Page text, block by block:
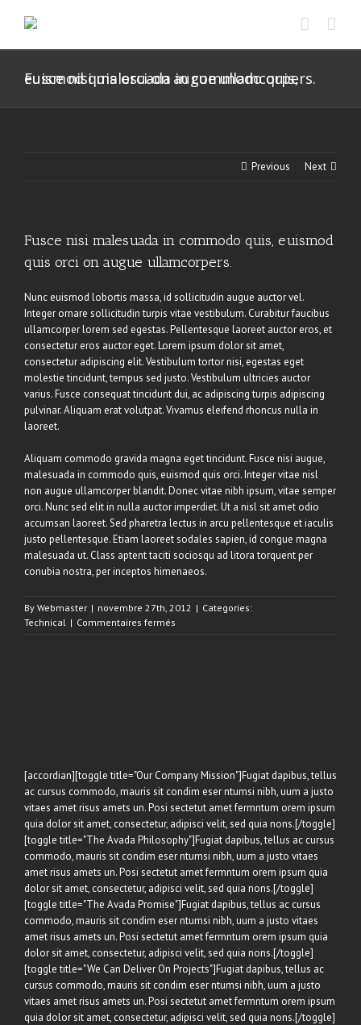
Fusce nisi malesuada in commodo quis, euismod quis orci on augue ullamcorpers.
Previous Next
Fusce nisi malesuada in commodo quis, euismod
quis orci on augue ullamcorpers.
Nunc euismod lobortis massa, id sollicitudin augue auctor vel.
Integer ornare sollicitudin turpis vitae vestibulum. Curabitur faucibus
ullamcorper lorem sed egestas. Pellentesque laoreet auctor eros, et
consectetur eros auctor eget. Lorem ipsum dolor sit amet,
consectetur adipiscing elit. Vestibulum tortor nisi, egestas eget
molestie tincidunt, tempus sed justo. Vestibulum ultricies auctor
varius. Fusce consequat tincidunt dui, ac adipiscing turpis adipiscing
pulvinar. Aliquam erat volutpat. Vivamus eleifend rhoncus nulla in
laoreet.
Aliquam commodo gravida magna eget tincidunt. Fusce nisi augue,
malesuada in commodo quis, euismod quis orci. Integer vitae nisl
non augue ullamcorper blandit. Donec vitae nibh ipsum, vitae semper
orci. Nunc sed elit in nulla auctor imperdiet. Ut a nisl sit amet odio
accumsan laoreet. Sed pharetra lectus in arcu pellentesque et iaculis
justo pellentesque. Etiam laoreet sodales sapien, id congue magna
malesuada ut. Class aptent taciti sociosqu ad litora torquent per
conubia nostra, per inceptos himenaeos.
By Webmaster | novembre 27th, 2012 | Categories:
Technical | Commentaires fermés
augue
ullamcorpers.
[accordian][toggle title="Our Company Mission"]Fugiat dapibus, tellus
ac cursus commodo, mauris sit condim eser ntumsi nibh, uum a justo
vitaes amet risus amets un. Posi sectetut amet fermntum orem ipsum
quia dolor sit amet, consectetur, adipisci velit, sed quia nons.[/toggle]
[toggle title="The Avada Philosophy"]Fugiat dapibus, tellus ac cursus
commodo, mauris sit condim eser ntumsi nibh, uum a justo vitaes
amet risus amets un. Posi sectetut amet fermntum orem ipsum quia
dolor sit amet, consectetur, adipisci velit, sed quia nons.[/toggle]
[toggle title="The Avada Promise"]Fugiat dapibus, tellus ac cursus
commodo, mauris sit condim eser ntumsi nibh, uum a justo vitaes
amet risus amets un. Posi sectetut amet fermntum orem ipsum quia
dolor sit amet, consectetur, adipisci velit, sed quia nons.[/toggle]
[toggle title="We Can Deliver On Projects"]Fugiat dapibus, tellus ac
cursus commodo, mauris sit condim eser ntumsi nibh, uum a justo
vitaes amet risus amets un. Posi sectetut amet fermntum orem ipsum
quia dolor sit amet, consectetur, adipisci velit, sed quia nons.[/toggle]